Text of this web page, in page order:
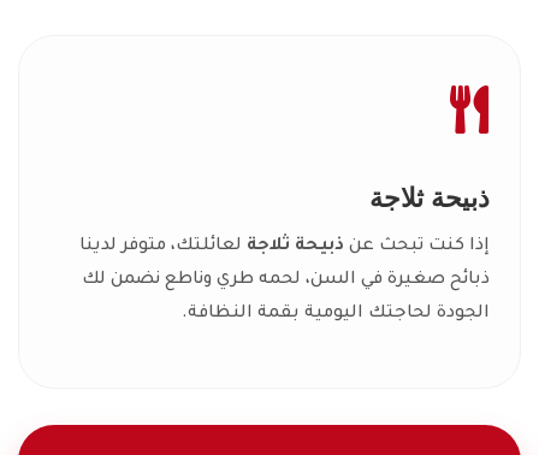
ذبيحة ثلاجة
إذا كنت تبحث عن ذبيحة ثلاجة لعائلتك، متوفر لدينا
ذبائح صغيرة في السن، لحمه طري وناطع نضمن لك
الجودة لحاجتك اليومية بقمة النظافة.